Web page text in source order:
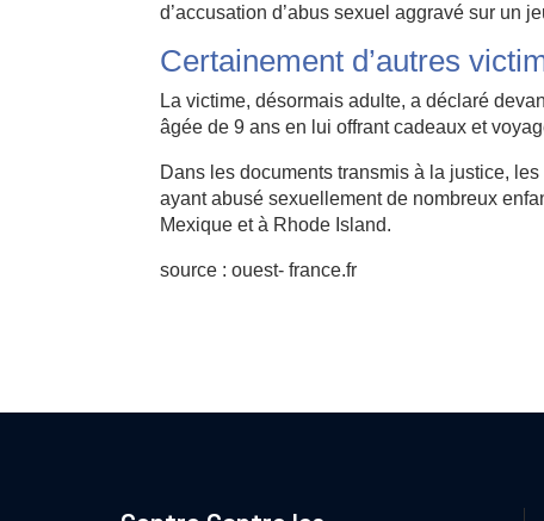
d’accusation d’abus sexuel aggravé sur un
Certainement d’autres
La victime, désormais adulte, a déclaré
âgée de 9 ans en lui offrant cadeaux et
Dans les documents transmis à la justice,
ayant abusé sexuellement de nombreux
Mexique et à Rhode Island.
source : ouest- france.fr